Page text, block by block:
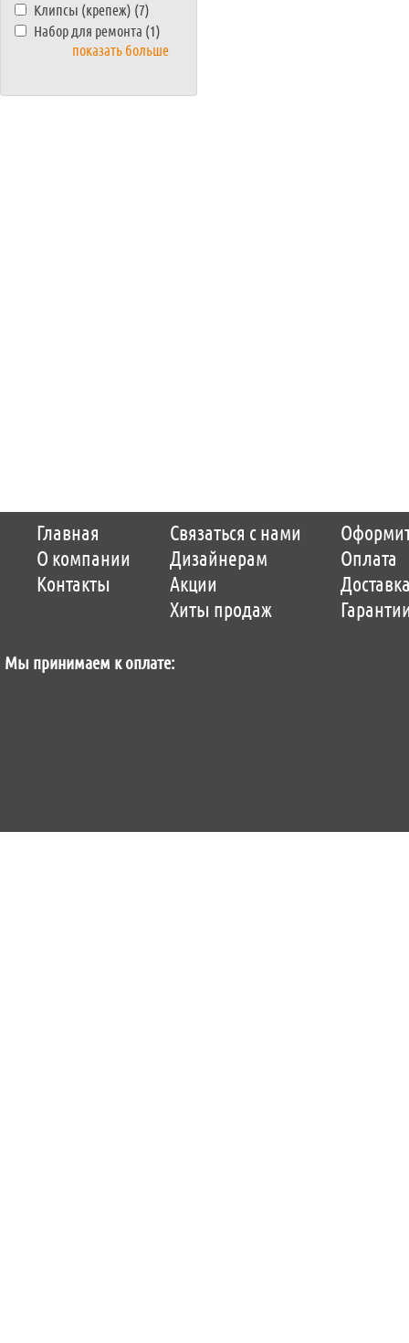
Клипсы (крепеж) (7)
Набор для ремонта (1)
показать больше
Главная
О компании
Контакты
Связаться с нами
Дизайнерам
Акции
Хиты продаж
Оплата
Мы принимаем к оплате:
Copyright © 2014-2026 Parquet-pol.ru. Разработка ItCompany
Продвижение сайтов by «ВзлЁт»